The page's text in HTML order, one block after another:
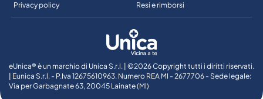
Privacy policy
Resi e rimborsi
eUnica® è un marchio di Unica S.r.l. | ©2026 Copyright tutti i diritti riservati.
| Eunica S.r.l. - P.Iva 12675610963. Numero REA MI - 2677706 - Sede legale:
Via per Garbagnate 63, 20045 Lainate (MI)